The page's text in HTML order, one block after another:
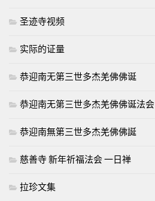
圣迹寺视频
实际的证量
恭迎南无第三世多杰羌佛佛诞
恭迎南无第三世多杰羌佛佛诞法会
恭迎南無第三世多杰羌佛佛誕
慈善寺 新年祈福法会 一日禅
拉珍文集